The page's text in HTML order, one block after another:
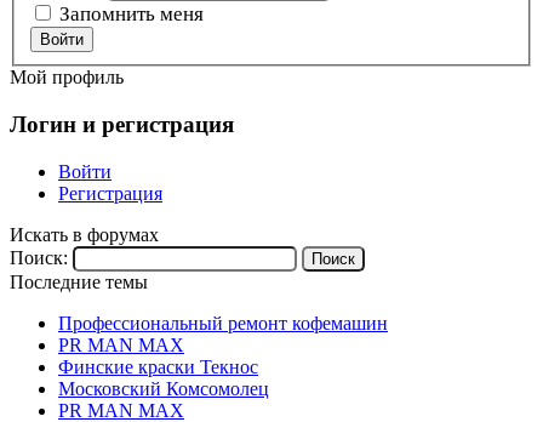
Запомнить меня
Войти
Мой профиль
Логин и регистрация
Войти
Регистрация
Искать в форумах
Поиск:
Последние темы
Профессиональный ремонт кофемашин
PR MAN MAX
Финские краски Текнос
Московский Комсомолец
PR MAN MAX